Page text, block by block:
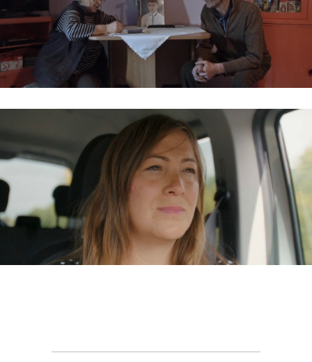
BAKANCSLISTA ALKONYATBAN
VÉDELEM ALATT / GIVE ME SHELTER